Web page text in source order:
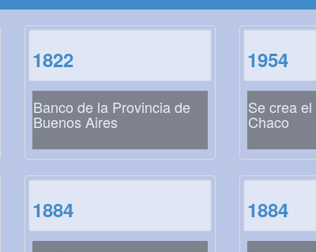
1822
Banco de la Provincia de
Buenos Aires
1954
Se crea
Chaco
1884 1884